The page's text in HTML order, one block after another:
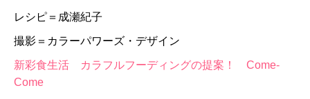
レシピ＝成瀬紀子
撮影＝カラーパワーズ・デザイン
新彩食生活 カラフルフーディングの提案！ Come-
Come